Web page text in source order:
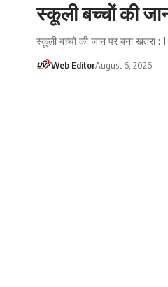
स्कूली बच्चों की
स्कूली बच्चों की जान पर बना खतरा :
Web EditorAugust 6, 2026